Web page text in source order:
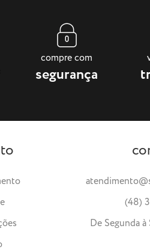
compre com
segurança
(48)
De Segunda